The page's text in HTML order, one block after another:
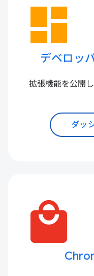
dashboard
デベロッ
拡張機能を公開
ダッ
local_mall